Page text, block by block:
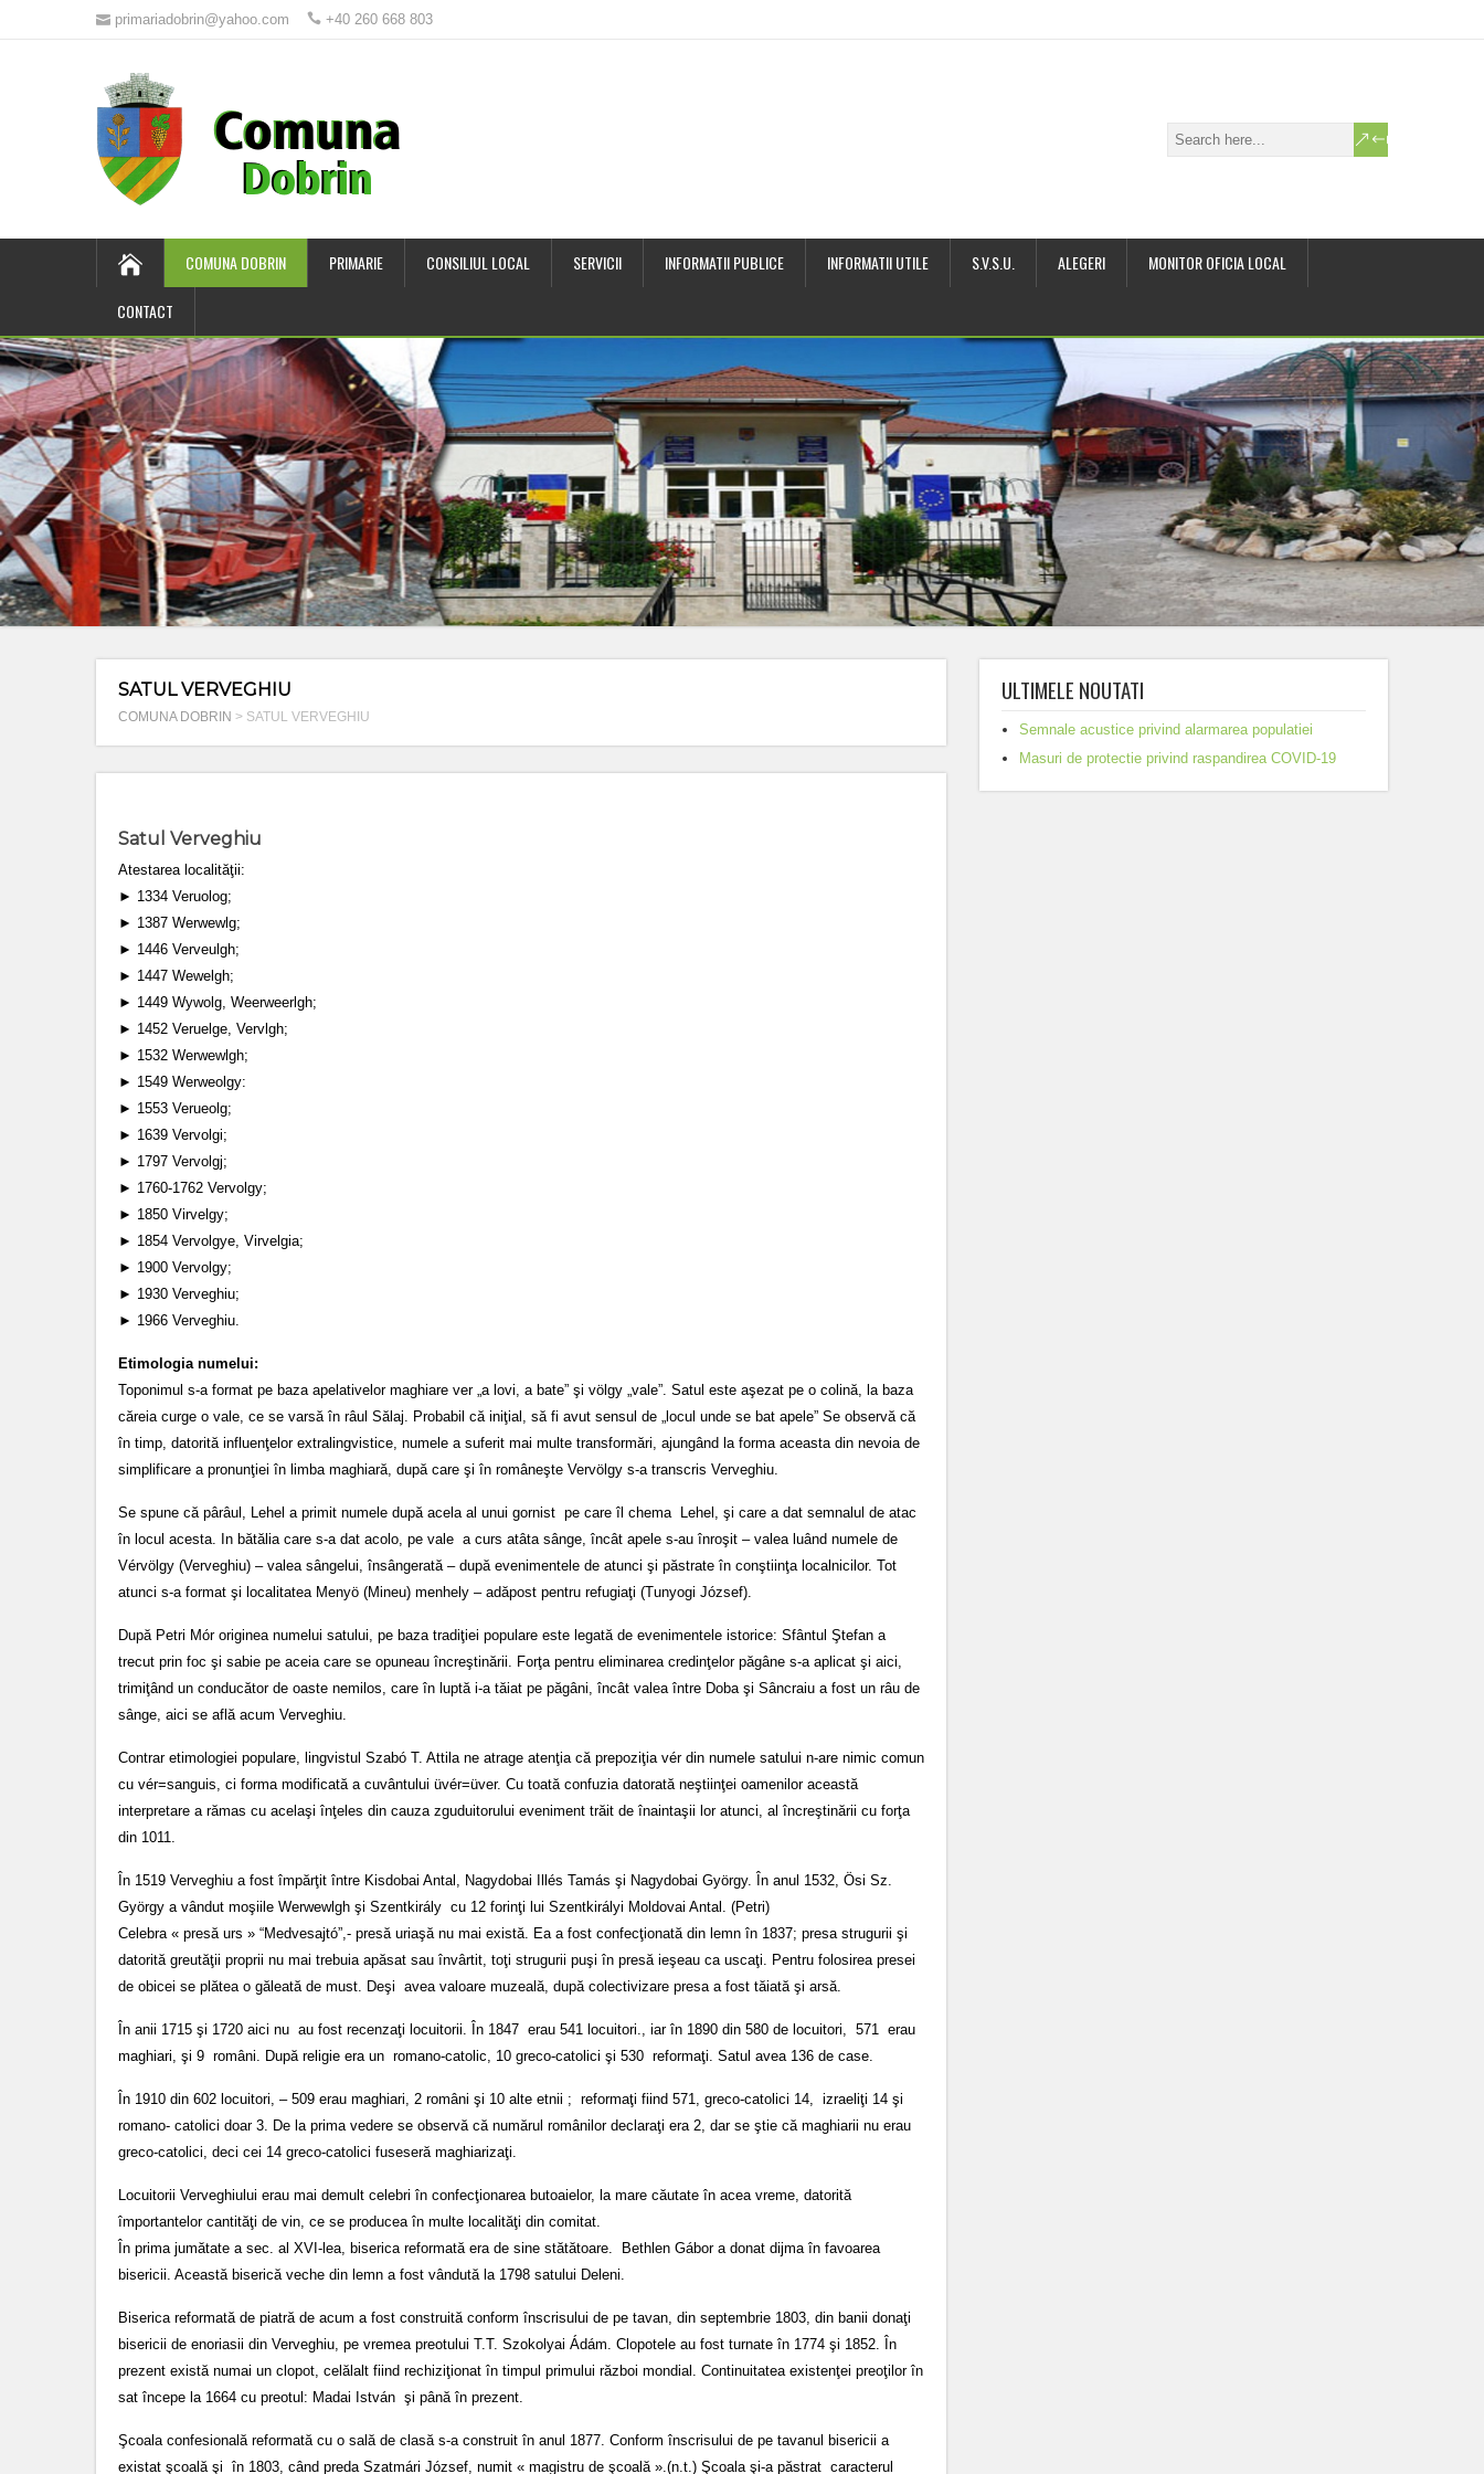
primariadobrin@yahoo.com +40 260 668 803
COMUNA DOBRIN PRIMARIE CONSILIUL LOCAL SERVICII INFORMATII PUBLICE INFORMATII UTILE S.V.S.U. ALEGERI MONITOR OFICIA LOCAL
CONTACT
SATUL VERVEGHIU
COMUNA DOBRIN > SATUL VERVEGHIU
Satul Verveghiu
Atestarea localităţii:
► 1334 Veruolog;
► 1387 Werwewlg;
► 1446 Verveulgh;
► 1447 Wewelgh;
► 1449 Wywolg, Weerweerlgh;
► 1452 Veruelge, Vervlgh;
► 1532 Werwewlgh;
► 1549 Werweolgy:
► 1553 Verueolg;
► 1639 Vervolgi;
► 1797 Vervolgj;
► 1760-1762 Vervolgy;
► 1850 Virvelgy;
► 1854 Vervolgye, Virvelgia;
► 1900 Vervolgy;
► 1930 Verveghiu;
► 1966 Verveghiu.
Etimologia numelui:
Toponimul s-a format pe baza apelativelor maghiare ver „a lovi, a bate” şi völgy „vale”. Satul este aşezat pe o colină, la baza
căreia curge o vale, ce se varsă în râul Sălaj. Probabil că iniţial, să fi avut sensul de „locul unde se bat apele” Se observă că
în timp, datorită influenţelor extralingvistice, numele a suferit mai multe transformări, ajungând la forma aceasta din nevoia de
simplificare a pronunţiei în limba maghiară, după care şi în româneşte Vervölgy s-a transcris Verveghiu.
Se spune că pârâul, Lehel a primit numele după acela al unui gornist pe care îl chema Lehel, şi care a dat semnalul de atac
în locul acesta. In bătălia care s-a dat acolo, pe vale a curs atâta sânge, încât apele s-au înroşit – valea luând numele de
Vérvölgy (Verveghiu) – valea sângelui, însângerată – după evenimentele de atunci şi păstrate în conştiinţa localnicilor. Tot
atunci s-a format şi localitatea Menyö (Mineu) menhely – adăpost pentru refugiaţi (Tunyogi József).
După Petri Mór originea numelui satului, pe baza tradiţiei populare este legată de evenimentele istorice: Sfântul Ştefan a
trecut prin foc şi sabie pe aceia care se opuneau încreştinării. Forţa pentru eliminarea credinţelor păgâne s-a aplicat şi aici,
trimiţând un conducător de oaste nemilos, care în luptă i-a tăiat pe păgâni, încât valea între Doba şi Sâncraiu a fost un râu de
sânge, aici se află acum Verveghiu.
Contrar etimologiei populare, lingvistul Szabó T. Attila ne atrage atenţia că prepoziţia vér din numele satului n-are nimic comun
cu vér=sanguis, ci forma modificată a cuvântului üvér=üver. Cu toată confuzia datorată neştiinţei oamenilor această
interpretare a rămas cu acelaşi înţeles din cauza zguduitorului eveniment trăit de înaintaşii lor atunci, al încreştinării cu forţa
din 1011.
În 1519 Verveghiu a fost împărţit între Kisdobai Antal, Nagydobai Illés Tamás şi Nagydobai György. În anul 1532, Ösi Sz.
György a vândut moşiile Werwewlgh şi Szentkirály cu 12 forinţi lui Szentkirályi Moldovai Antal. (Petri)
Celebra « presă urs » “Medvesajtó”,- presă uriaşă nu mai există. Ea a fost confecţionată din lemn în 1837; presa strugurii şi
datorită greutăţii proprii nu mai trebuia apăsat sau învârtit, toţi strugurii puşi în presă ieşeau ca uscaţi. Pentru folosirea presei
de obicei se plătea o găleată de must. Deşi avea valoare muzeală, după colectivizare presa a fost tăiată şi arsă.
În anii 1715 şi 1720 aici nu au fost recenzaţi locuitorii. În 1847 erau 541 locuitori., iar în 1890 din 580 de locuitori, 571 erau
maghiari, şi 9 români. După religie era un romano-catolic, 10 greco-catolici şi 530 reformaţi. Satul avea 136 de case.
În 1910 din 602 locuitori, – 509 erau maghiari, 2 români şi 10 alte etnii ; reformaţi fiind 571, greco-catolici 14, izraeliţi 14 şi
romano- catolici doar 3. De la prima vedere se observă că numărul românilor declaraţi era 2, dar se ştie că maghiarii nu erau
greco-catolici, deci cei 14 greco-catolici fuseseră maghiarizaţi.
Locuitorii Verveghiului erau mai demult celebri în confecţionarea butoaielor, la mare căutate în acea vreme, datorită
împortantelor cantităţi de vin, ce se producea în multe localităţi din comitat.
În prima jumătate a sec. al XVI-lea, biserica reformată era de sine stătătoare. Bethlen Gábor a donat dijma în favoarea
bisericii. Această biserică veche din lemn a fost vândută la 1798 satului Deleni.
Biserica reformată de piatră de acum a fost construită conform înscrisului de pe tavan, din septembrie 1803, din banii donaţi
bisericii de enoriasii din Verveghiu, pe vremea preotului T.T. Szokolyai Ádám. Clopotele au fost turnate în 1774 şi 1852. În
prezent există numai un clopot, celălalt fiind rechiziţionat în timpul primului război mondial. Continuitatea existenţei preoţilor în
sat începe la 1664 cu preotul: Madai István şi până în prezent.
Şcoala confesională reformată cu o sală de clasă s-a construit în anul 1877. Conform înscrisului de pe tavanul bisericii a
existat şcoală şi în 1803, când preda Szatmári József, numit « magistru de şcoală ».(n.t.) Şcoala şi-a păstrat caracterul
ULTIMELE NOUTATI
Semnale acustice privind alarmarea populatiei
Masuri de protectie privind raspandirea COVID-19